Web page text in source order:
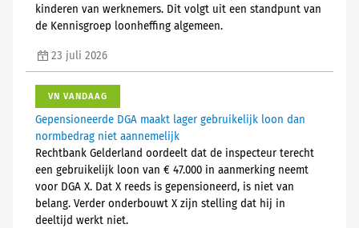
kinderen van werknemers. Dit volgt uit een standpunt van
de Kennisgroep loonheffing algemeen.
23 juli 2026
VN VANDAAG
Gepensioneerde DGA maakt lager gebruikelijk loon dan
normbedrag niet aannemelijk
Rechtbank Gelderland oordeelt dat de inspecteur terecht
een gebruikelijk loon van € 47.000 in aanmerking neemt
voor DGA X. Dat X reeds is gepensioneerd, is niet van
belang. Verder onderbouwt X zijn stelling dat hij in
deeltijd werkt niet.